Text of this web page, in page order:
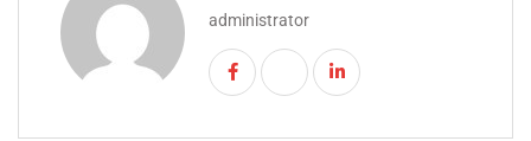
administrator